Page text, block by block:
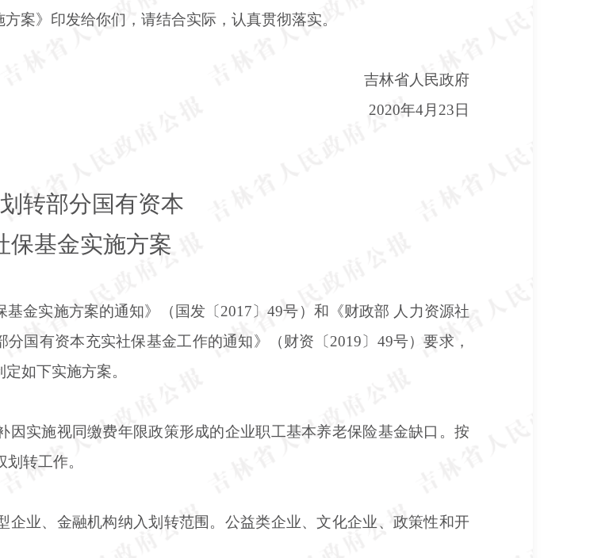
案》印发给你们，请结合实际，认真贯彻落实。
吉林省人民政府
2020年4月23日
转部分国有资本
保基金实施方案
基金实施方案的通知》（国发〔2017〕49号）和《财政部 人力资源社
国有资本充实社保基金工作的通知》（财资〔2019〕49号）要求，
如下实施方案。
实施视同缴费年限政策形成的企业职工基本养老保险基金缺口。按
转工作。
企业、金融机构纳入划转范围。公益类企业、文化企业、政策性和开